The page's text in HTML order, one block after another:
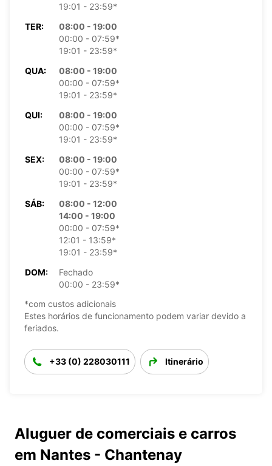
19:01 - 23:59*
TER:
08:00 - 19:00
00:00 - 07:59*
19:01 - 23:59*
QUA:
08:00 - 19:00
00:00 - 07:59*
19:01 - 23:59*
QUI:
08:00 - 19:00
00:00 - 07:59*
19:01 - 23:59*
SEX:
08:00 - 19:00
00:00 - 07:59*
19:01 - 23:59*
SÁB:
08:00 - 12:00
14:00 - 19:00
00:00 - 07:59*
12:01 - 13:59*
19:01 - 23:59*
DOM:
Fechado
00:00 - 23:59*
*com custos adicionais
Estes horários de funcionamento podem variar devido a
feriados.
+33 (0) 228030111 Itinerário
Aluguer de comerciais e carros
em Nantes - Chantenay